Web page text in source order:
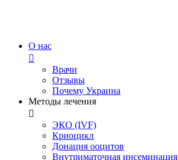
О нас
Врачи
Отзывы
Почему Украина
Методы лечения
ЭКО (IVF)
Криоцикл
Донация ооцитов
Внутриматочная инсеминация